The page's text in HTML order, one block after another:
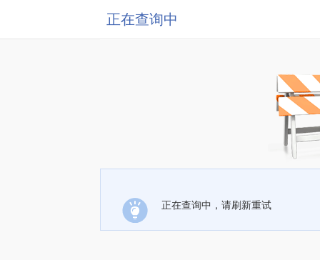
正在查询中
正在查询中，请刷新重试